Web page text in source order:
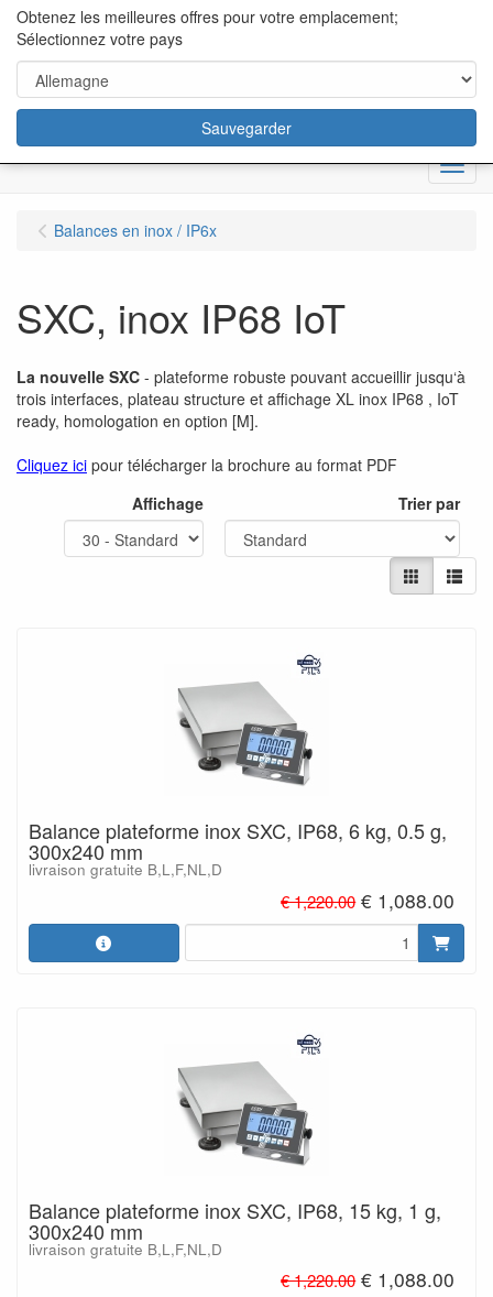
content="18/11/2025″/>
Menu
Balances en inox / IP6x
SXC, inox IP68 IoT
La nouvelle SXC - plateforme robuste pouvant accueillir jusqu‘à
trois interfaces, plateau structure et affichage XL inox IP68 , IoT
ready, homologation en option [M].
Cliquez ici pour télécharger la brochure au format PDF
Affichage
Trier par
Balance plateforme inox SXC, IP68, 6 kg, 0.5 g,
300x240 mm
livraison gratuite B,L,F,NL,D
€ 1,220.00 € 1,088.00
Balance plateforme inox SXC, IP68, 15 kg, 1 g,
300x240 mm
livraison gratuite B,L,F,NL,D
€ 1,220.00 € 1,088.00
Obtenez les meilleures offres pour votre emplacement;
Sélectionnez votre pays
Sauvegarder